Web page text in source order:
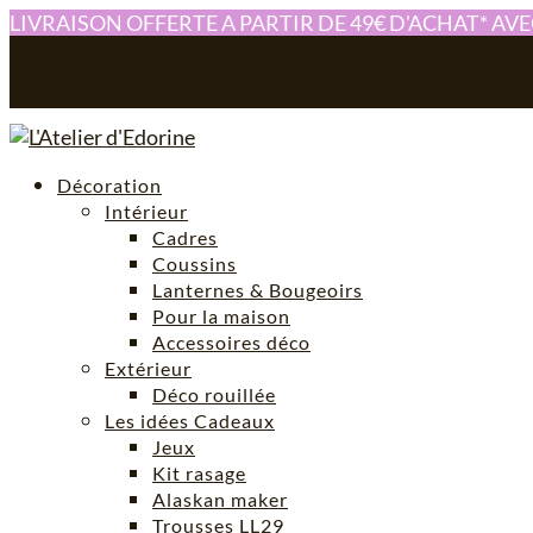
LIVRAISON OFFERTE A PARTIR DE 49€ D'ACHAT*
Décoration
Intérieur
Cadres
Coussins
Lanternes & Bougeoirs
Pour la maison
Accessoires déco
Extérieur
Déco rouillée
Les idées Cadeaux
Jeux
Kit rasage
Alaskan maker
Trousses LL29